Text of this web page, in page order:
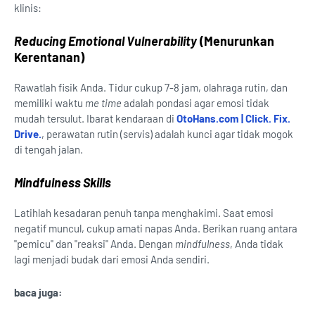
klinis:
Reducing Emotional Vulnerability(Menurunkan
Kerentanan)
Rawatlah fisik Anda. Tidur cukup 7-8 jam, olahraga rutin, dan
memiliki waktu me time adalah pondasi agar emosi tidak
mudah tersulut. Ibarat kendaraan di OtoHans.com | Click. Fix.
Drive., perawatan rutin (servis) adalah kunci agar tidak mogok
di tengah jalan.
Mindfulness Skills
Latihlah kesadaran penuh tanpa menghakimi. Saat emosi
negatif muncul, cukup amati napas Anda. Berikan ruang antara
"pemicu" dan "reaksi" Anda. Dengan mindfulness, Anda tidak
lagi menjadi budak dari emosi Anda sendiri.
baca juga: